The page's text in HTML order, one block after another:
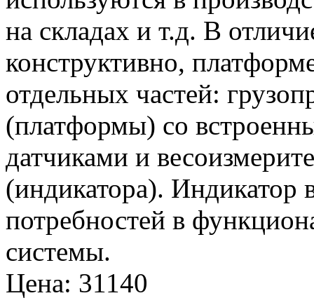
на складах и т.д. В
конструктивно,
отдельных частей:
(платформы) со
датчиками и
(индикатора). Индикатор
потребностей в
системы.
Цена: 31140